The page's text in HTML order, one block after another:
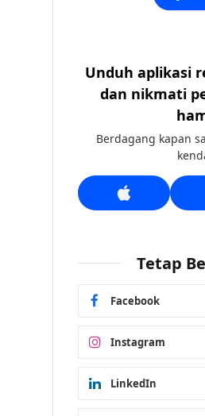
Unduh aplikasi
dan nikmati
Berdagang kapan
Tetap
Facebook
Instagram
LinkedIn